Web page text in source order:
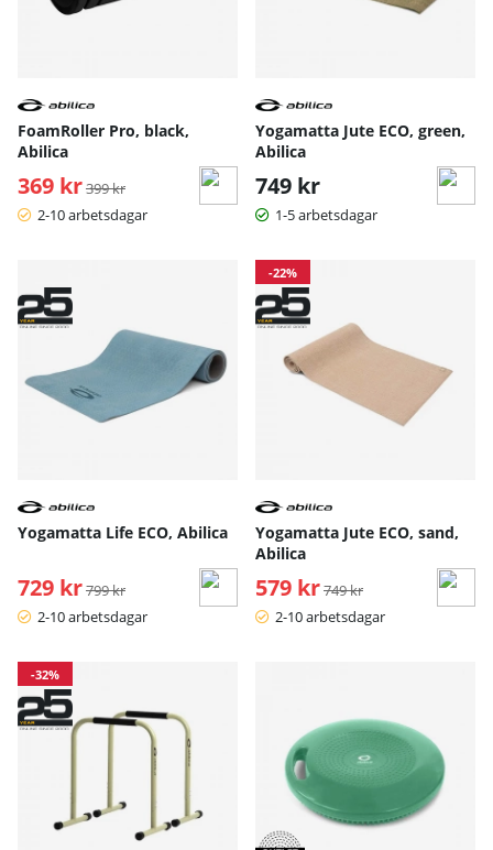
FoamRoller Pro, black,
Abilica
369 kr Ordinarie pris:
399 kr
2-10 arbetsdagar
Yogamatta Jute ECO, green,
Abilica
749 kr
1-5 arbetsdagar
Yogamatta Life ECO, Abilica
729 krOrdinarie pris:
799 kr
2-10 arbetsdagar
-22%
Yogamatta Jute ECO, sand,
Abilica
579 krOrdinarie pris:
749 kr
2-10 arbetsdagar
-32%